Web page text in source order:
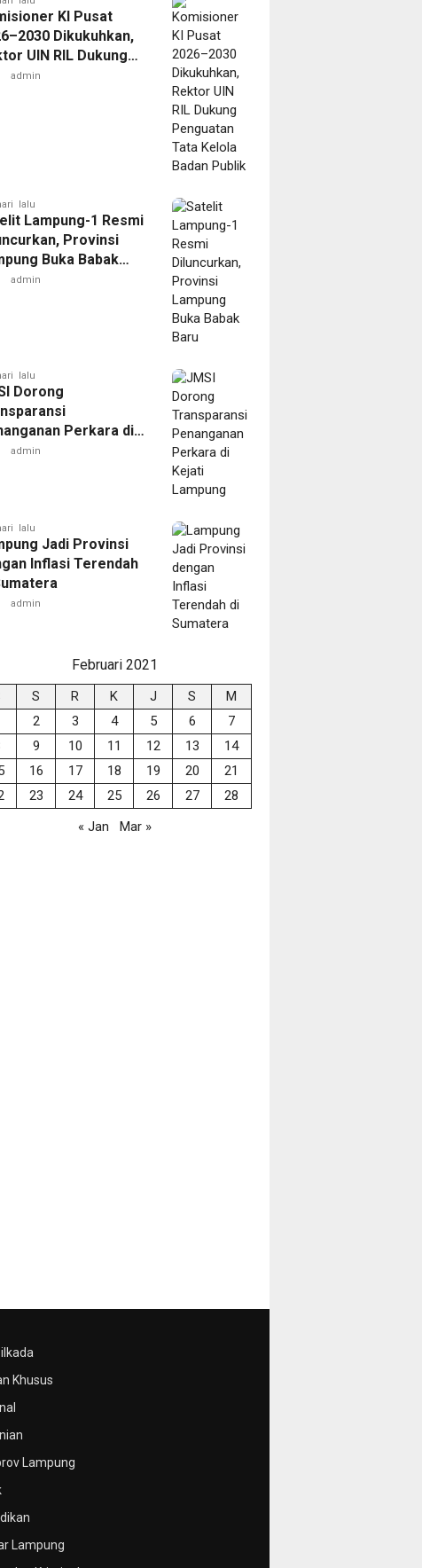
KI Pusat
Dikukuhkan,
UIN RIL Dukung
Tata Kelola
admin
lalu
Lampung-1 Resmi
Provinsi
Buka Babak
admin
lalu
Dorong
Perkara di
Lampung
admin
lalu
Jadi Provinsi
Inflasi Terendah
admin
Februari 2021
S R K J S
M
2 3 4 5 6
7
9 10 11 12 13
14
16 17 18 19 20
21
23 24 25 26 27
28
« Jan
Mar »
Khusus
Lampung
Lampung